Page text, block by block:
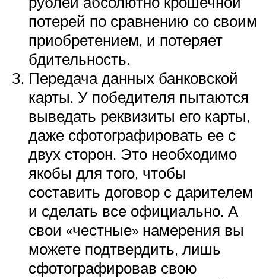
потерей по сравнению со своим
приобретением, и потеряет
бдительность.
Передача данных банковской
карты. У победителя пытаются
выведать реквизиты его карты,
даже сфотографировать ее с
двух сторон. Это необходимо
якобы для того, чтобы
составить договор с дарителем
и сделать все официально. А
свои «честные» намерения вы
можете подтвердить, лишь
сфотографировав свою